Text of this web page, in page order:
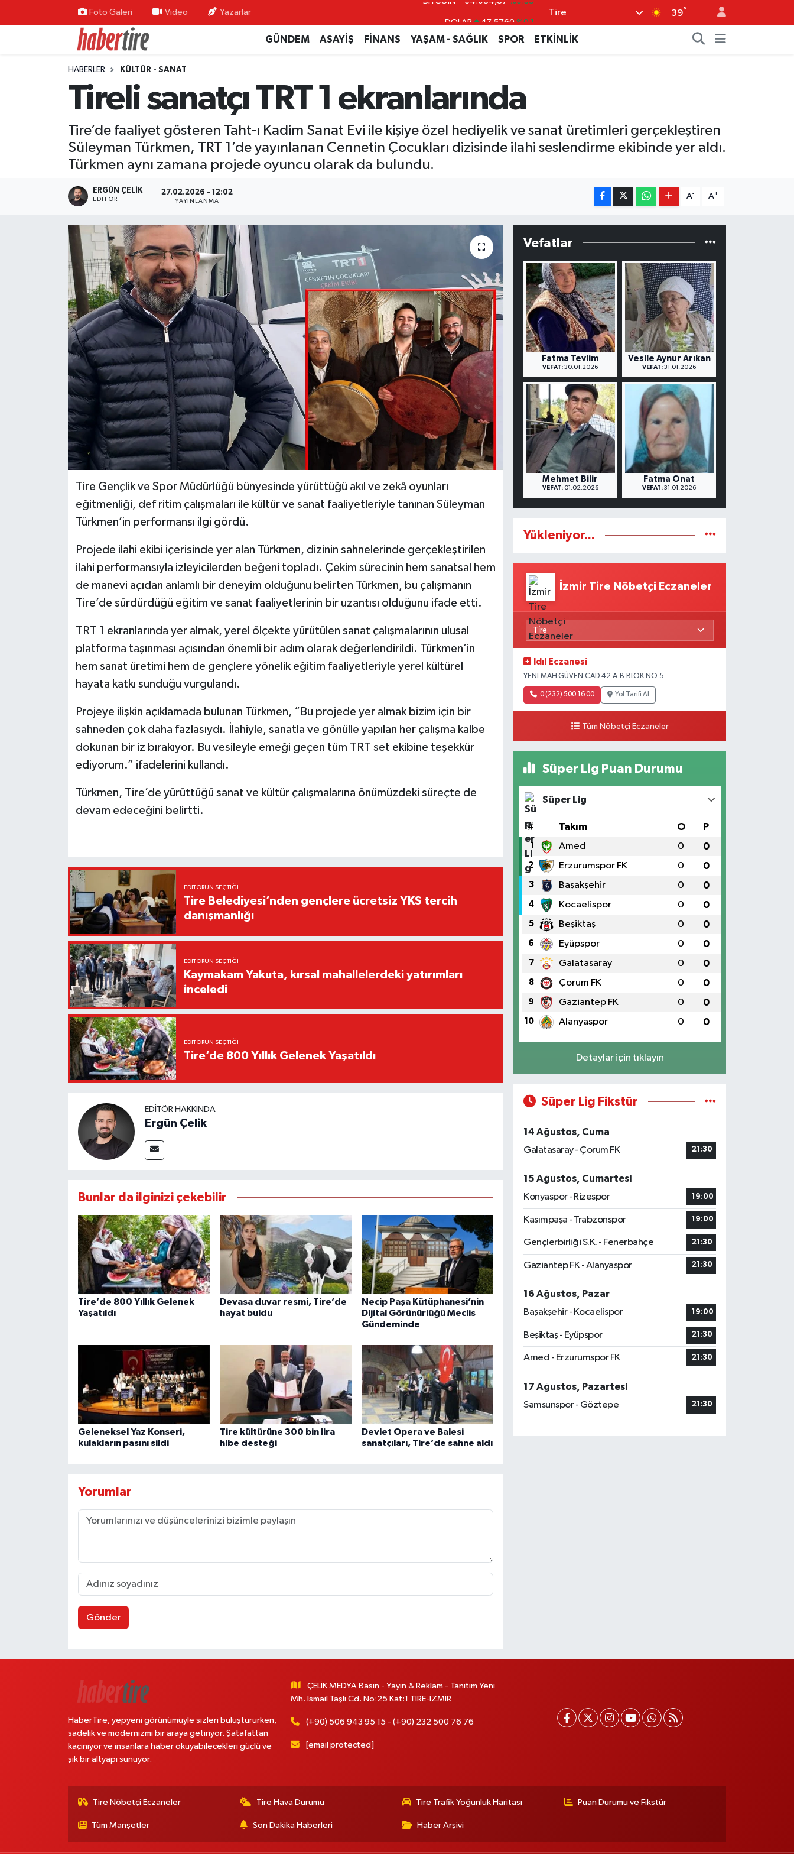
Foto Galeri Video Yazarlar
EURO 55,0126 %0.29
BİST100 13.647 %-30
Tire 39°
GÜNDEM ASAYİŞ FİNANS YAŞAM - SAĞLIK SPOR ETKİNLİK
HABERLER KÜLTÜR - SANAT
Tireli sanatçı TRT 1 ekranlarında
Tire’de faaliyet gösteren Taht-ı Kadim Sanat Evi ile kişiye özel hediyelik ve sanat üretimleri gerçekleştiren
Süleyman Türkmen, TRT 1’de yayınlanan Cennetin Çocukları dizisinde ilahi seslendirme ekibinde yer aldı.
Türkmen aynı zamana projede oyuncu olarak da bulundu.
ERGÜN ÇELIK
EDITÖR
27.02.2026 - 12:02
YAYINLANMA
A- A+
Tire Gençlik ve Spor Müdürlüğü bünyesinde yürüttüğü akıl ve zekâ oyunları
eğitmenliği, def ritim çalışmaları ile kültür ve sanat faaliyetleriyle tanınan Süleyman
Türkmen’in performansı ilgi gördü.
Projede ilahi ekibi içerisinde yer alan Türkmen, dizinin sahnelerinde gerçekleştirilen
ilahi performansıyla izleyicilerden beğeni topladı. Çekim sürecinin hem sanatsal hem
de manevi açıdan anlamlı bir deneyim olduğunu belirten Türkmen, bu çalışmanın
Tire’de sürdürdüğü eğitim ve sanat faaliyetlerinin bir uzantısı olduğunu ifade etti.
TRT 1 ekranlarında yer almak, yerel ölçekte yürütülen sanat çalışmalarının ulusal
platforma taşınması açısından önemli bir adım olarak değerlendirildi. Türkmen’in
hem sanat üretimi hem de gençlere yönelik eğitim faaliyetleriyle yerel kültürel
hayata katkı sunduğu vurgulandı.
Projeye ilişkin açıklamada bulunan Türkmen, “Bu projede yer almak bizim için bir
sahneden çok daha fazlasıydı. İlahiyle, sanatla ve gönülle yapılan her çalışma kalbe
dokunan bir iz bırakıyor. Bu vesileyle emeği geçen tüm TRT set ekibine teşekkür
ediyorum.” ifadelerini kullandı.
Türkmen, Tire’de yürüttüğü sanat ve kültür çalışmalarına önümüzdeki süreçte de
devam edeceğini belirtti.
EDITÖRÜN SEÇTIĞI
Tire Belediyesi’nden gençlere ücretsiz YKS tercih
danışmanlığı
EDITÖRÜN SEÇTIĞI
Kaymakam Yakuta, kırsal mahallelerdeki yatırımları
inceledi
EDITÖRÜN SEÇTIĞI
Tire’de 800 Yıllık Gelenek Yaşatıldı
EDITÖR HAKKINDA
Ergün Çelik
Bunlar da ilginizi çekebilir
Tire’de 800 Yıllık Gelenek
Yaşatıldı
Devasa duvar resmi, Tire’de
hayat buldu
Necip Paşa Kütüphanesi’nin
Dijital Görünürlüğü Meclis
Gündeminde
Geleneksel Yaz Konseri,
kulakların pasını sildi
Tire kültürüne 300 bin lira
hibe desteği
Devlet Opera ve Balesi
sanatçıları, Tire’de sahne aldı
Yorumlar
Gönder
Vefatlar
Fatma Tevlim
VEFAT: 30.01.2026
Vesile Aynur Arıkan
VEFAT: 31.01.2026
Mehmet Bilir
VEFAT:01.02.2026
Fatma Onat
VEFAT: 31.01.2026
Yükleniyor...
İzmir Tire Nöbetçi Eczaneler
Idıl Eczanesi
YENI MAH.GÜVEN CAD.42 A-B BLOK NO:5
0 (232) 500 16 00 Yol Tarifi Al
Tüm Nöbetçi Eczaneler
Süper Lig Puan Durumu
Süper Lig
# Takım O P
1 Amed 0 0
2 Erzurumspor FK 0 0
3 Başakşehir 0 0
4 Kocaelispor 0 0
5 Beşiktaş 0 0
6 Eyüpspor 0 0
7 Galatasaray 0 0
8 Çorum FK 0 0
9 Gaziantep FK 0 0
10 Alanyaspor 0 0
Detaylar için tıklayın
Süper Lig Fikstür
14 Ağustos, Cuma
Galatasaray - Çorum FK
21:30
15 Ağustos, Cumartesi
Konyaspor - Rizespor
19:00
Kasımpaşa - Trabzonspor 19:00
Gençlerbirliği S.K. - Fenerbahçe 21:30
Gaziantep FK - Alanyaspor 21:30
16 Ağustos, Pazar
Başakşehir - Kocaelispor
19:00
Beşiktaş - Eyüpspor 21:30
Amed - Erzurumspor FK 21:30
17 Ağustos, Pazartesi
Samsunspor - Göztepe
21:30
HaberTire, yepyeni görünümüyle sizleri buluştururken,
sadelik ve modernizmi bir araya getiriyor. Şatafattan
kaçınıyor ve insanlara haber okuyabilecekleri güçlü ve
şık bir altyapı sunuyor.
ÇELİK MEDYA Basın - Yayın & Reklam - Tanıtım Yeni
Mh. İsmail Taşlı Cd. No:25 Kat:1 TİRE-İZMİR
(+90) 506 943 95 15 - (+90) 232 500 76 76
[email protected]
Tire Nöbetçi Eczaneler Tire Hava Durumu Tire Trafik Yoğunluk Haritası Puan Durumu ve Fikstür
Tüm Manşetler Son Dakika Haberleri Haber Arşivi
Tire Nöbetçi Eczaneler
Tire Hava Durumu
Tire Trafik Yoğunluk Haritası
Süper Lig Puan Durumu ve Fikstür
Tüm Manşetler
Son Dakika Haberleri
Haber Arşivi